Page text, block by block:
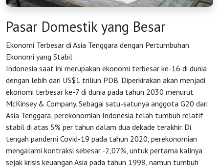
Pasar Domestik yang Besar
Ekonomi Terbesar di Asia Tenggara dengan Pertumbuhan
Ekonomi yang Stabil
Indonesia saat ini merupakan ekonomi terbesar ke-16 di dunia
dengan lebih dari US$1 triliun PDB. Diperkirakan akan menjadi
ekonomi terbesar ke-7 di dunia pada tahun 2030 menurut
McKinsey & Company. Sebagai satu-satunya anggota G20 dari
Asia Tenggara, perekonomian Indonesia telah tumbuh relatif
stabil di atas 5% per tahun dalam dua dekade terakhir. Di
tengah pandemi Covid-19 pada tahun 2020, perekonomian
mengalami kontraksi sebesar -2,07%, untuk pertama kalinya
sejak krisis keuangan Asia pada tahun 1998, namun tumbuh